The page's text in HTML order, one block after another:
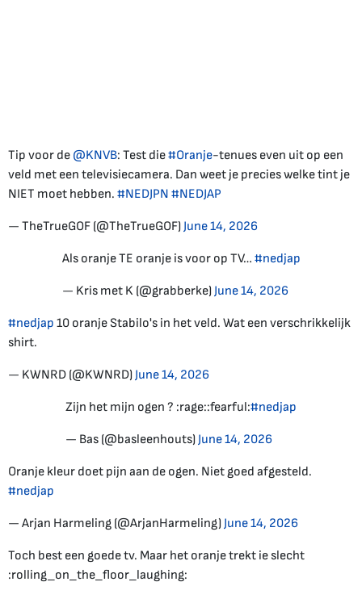
Tip voor de @KNVB: Test die#Oranje-tenues even uit op een
veld met een televisiecamera. Dan weet je precies welke tint je
NIET moet hebben. #NEDJPN #NEDJAP
— TheTrueGOF (@TheTrueGOF)June 14, 2026
Als oranje TE oranje is voor op TV… #nedjap
— Kris met K (@grabberke)June 14, 2026
#nedjap 10 oranje Stabilo's in het veld. Wat een verschrikkelijk
shirt.
— KWNRD (@KWNRD)June 14, 2026
Zijn het mijn ogen ? :rage::fearful:#nedjap
— Bas (@basleenhouts)June 14, 2026
Oranje kleur doet pijn aan de ogen. Niet goed afgesteld.
#nedjap
— Arjan Harmeling (@ArjanHarmeling)June 14, 2026
Toch best een goede tv. Maar het oranje trekt ie slecht
:rolling_on_the_floor_laughing: